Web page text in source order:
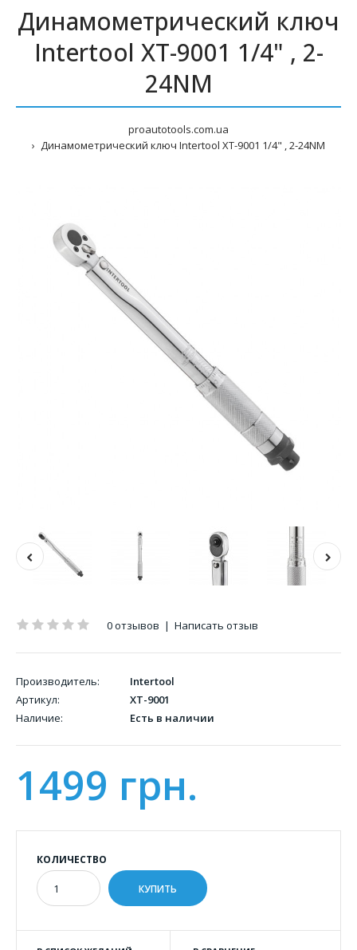
Динамометрический ключ
Intertool XT-9001 1/4" , 2-
24NM
proautotools.com.ua
Динамометрический ключ Intertool XT-9001 1/4" , 2-24NM
0 отзывов | Написать отзыв
Производитель:
Intertool
Артикул:
XT-9001
Наличие:
Есть в наличии
1499 грн.
КОЛИЧЕСТВО